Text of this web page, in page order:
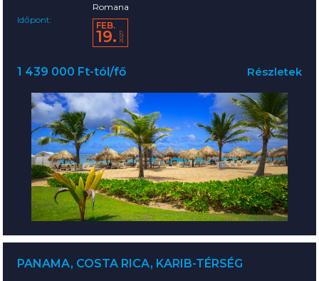
Romana
Időpont:
2027
FEB.
19.
1 439 000 Ft-tól/fő Részletek
PANAMA, COSTA RICA, KARIB-TÉRSÉG